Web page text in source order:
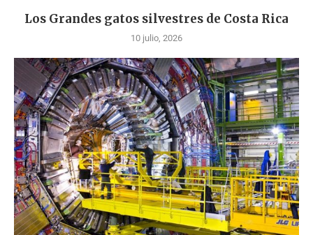
Los Grandes gatos silvestres de Costa Rica
10 julio, 2026